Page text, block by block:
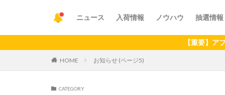
ニュース 入荷情報 ノウハウ 抽選情報
【重要】アプリの最新バージ
HOME お知らせ (ページ5)
CATEGORY